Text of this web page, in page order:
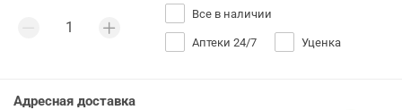
Все в наличии
Аптеки 24/7 Уценка
Адресная доставка